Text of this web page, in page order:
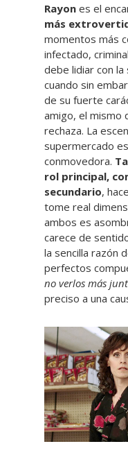
Rayon es el
más
momentos más
infectado,
debe lidiar con la
cuando sin
de su fuerte
amigo, el mismo
rechaza. La
supermercado
conmovedora.
rol principal,
secundario,
tome real
ambos es
carece de
la sencilla razón
perfectos
no verlos más
preciso a una